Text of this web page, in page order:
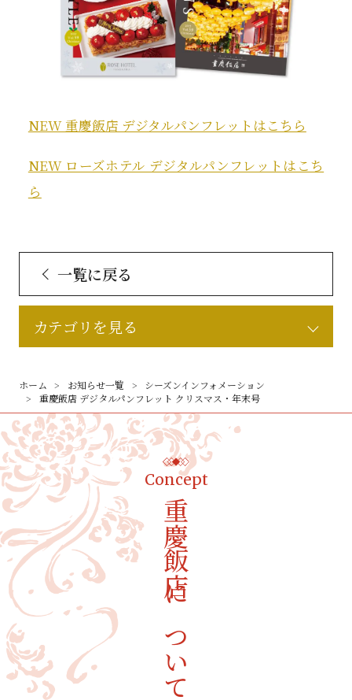
NEW 重慶飯店 デジタルパンフレットはこちら
NEW ローズホテル デジタルパンフレットはこち
ら
一覧に戻る
カテゴリを見る
ホーム お知らせ一覧
シーズンインフォメーション
重慶飯店 デジタルパンフレット クリスマス・年末号
Concept
重慶飯店について